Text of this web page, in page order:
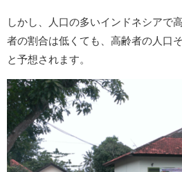
しかし、人口の多いインドネシアで
者の割合は低くても、高齢者の人口
と予想されます。